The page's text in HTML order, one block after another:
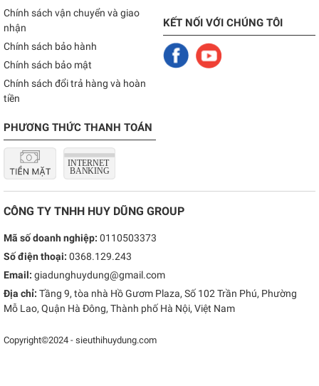
Chính sách vận chuyển và giao
nhận
Chính sách bảo hành
Chính sách bảo mật
Chính sách đổi trả hàng và hoàn
tiền
PHƯƠNG THỨC THANH TOÁN
KẾT NỐI VỚI CHÚNG TÔI
CÔNG TY TNHH HUY DŨNG GROUP
Mã số doanh nghiệp: 0110503373
Số điện thoại: 0368.129.243
Email: giadunghuydung@gmail.com
Địa chỉ: Tầng 9, tòa nhà Hồ Gươm Plaza, Số 102 Trần Phú, Phường
Mỗ Lao, Quận Hà Đông, Thành phố Hà Nội, Việt Nam
Copyright©2024 - sieuthihuydung.com